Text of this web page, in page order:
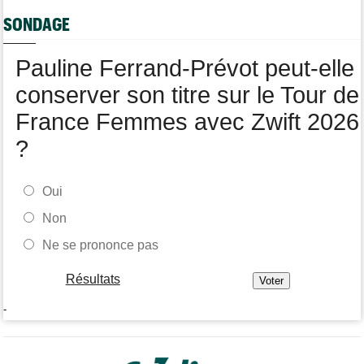
Loes Adegeest : "On essaiera encore demain..."
SONDAGE
Pauline Ferrand-Prévot peut-elle
conserver son titre sur le Tour de
France Femmes avec Zwift 2026
?
Oui
Non
Ne se prononce pas
Résultats
-